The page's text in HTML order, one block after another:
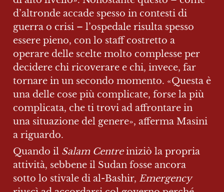
d’altronde accade spesso in contesti di
guerra o crisi – l’ospedale risulta spesso
essere pieno, con lo staff costretto a
operare delle scelte molto complesse per
decidere chi ricoverare e chi, invece, far
tornare in un secondo momento. «Questa è
una delle cose più complicate, forse la più
complicata, che ti trovi ad affrontare in
una situazione del genere», afferma Masini
a riguardo.
Quando il Salam Centre iniziò la propria
attività, sebbene il Sudan fosse ancora
sotto lo stivale di al-Bashir, Emergency